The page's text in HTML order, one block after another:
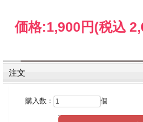
価格:1,900円(税込
注文
購入数： 個